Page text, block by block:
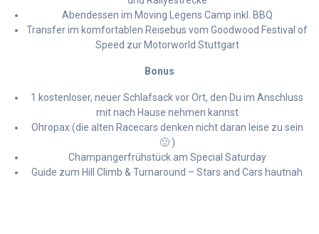
Abendessen im Moving Legens Camp inkl. BBQ
Transfer im komfortablen Reisebus vom Goodwood Festival of
Speed zur Motorworld Stuttgart
Bonus
1 kostenloser, neuer Schlafsack vor Ort, den Du im Anschluss
mit nach Hause nehmen kannst
Ohropax (die alten Racecars denken nicht daran leise zu sein
🙂 )
Champangerfrühstück am Special Saturday
Guide zum Hill Climb & Turnaround – Stars and Cars hautnah